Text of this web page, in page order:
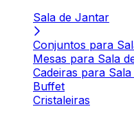
Sala de Jantar
Conjuntos para
Mesas para Sala
Cadeiras para
Buffet
Cristaleiras